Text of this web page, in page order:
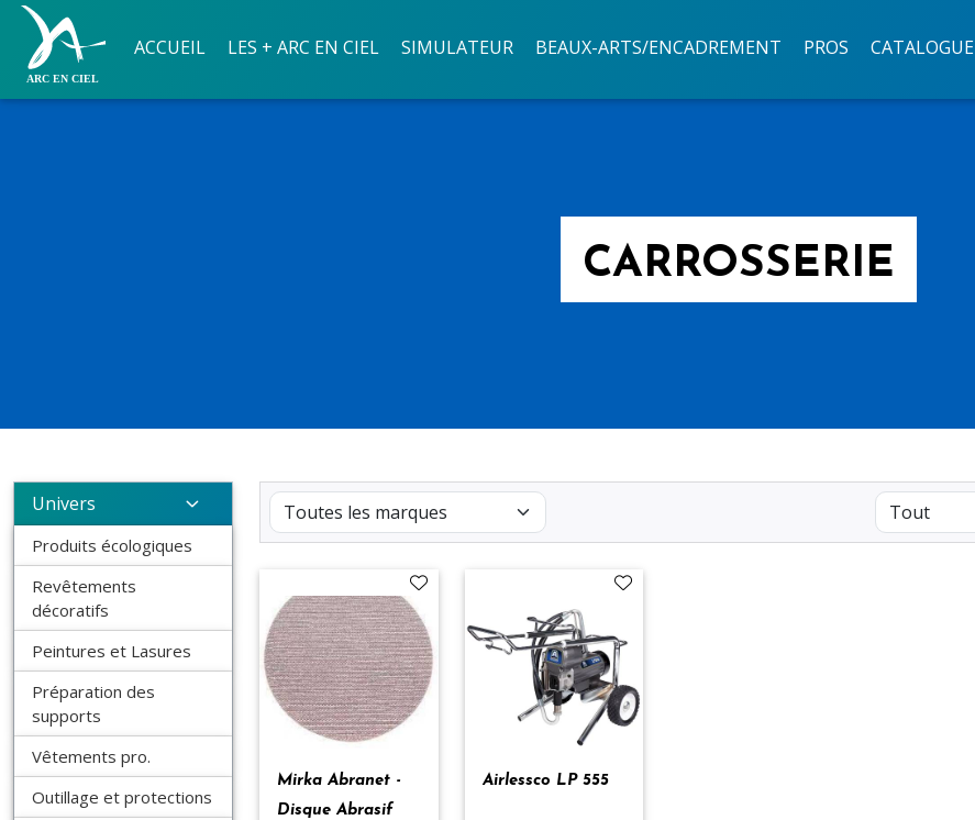
ACCUEIL LES + ARC EN CIEL SIMULATEUR BEAUX-ARTS/ENCADREMENT PROS CATALOGUE
CARROSSERIE
Univers
Produits écologiques
Revêtements
décoratifs
Peintures et Lasures
Préparation des
supports
Vêtements pro.
Outillage et protections
Mirka Abranet -
Disque Abrasif
Airlessco LP 555